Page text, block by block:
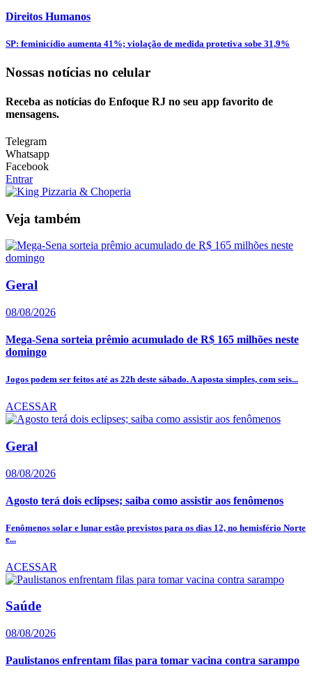
Direitos Humanos
SP: feminicídio aumenta 41%; violação de medida protetiva sobe 31,9%
Nossas notícias no celular
Receba as notícias do Enfoque RJ no seu app favorito de
mensagens.
Telegram
Whatsapp
Facebook
Entrar
Veja também
Geral
08/08/2026
Mega-Sena sorteia prêmio acumulado de R$ 165 milhões neste
domingo
Jogos podem ser feitos até as 22h deste sábado. A aposta simples, com seis...
ACESSAR
Geral
08/08/2026
Agosto terá dois eclipses; saiba como assistir aos fenômenos
Fenômenos solar e lunar estão previstos para os dias 12, no hemisfério Norte
e...
ACESSAR
Saúde
08/08/2026
Paulistanos enfrentam filas para tomar vacina contra sarampo